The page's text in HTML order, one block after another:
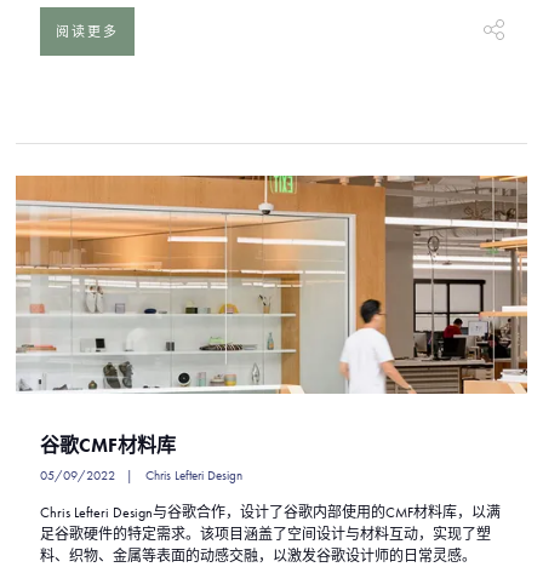
阅读更多
谷歌CMF材料库
05/09/2022 Chris Lefteri Design
Chris Lefteri Design与谷歌合作，设计了谷歌内部使用的CMF材料库，以满
足谷歌硬件的特定需求。该项目涵盖了空间设计与材料互动，实现了塑
料、织物、金属等表面的动感交融，以激发谷歌设计师的日常灵感。